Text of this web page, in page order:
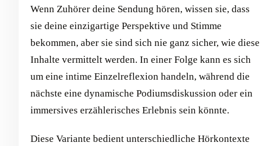
Wenn Zuhörer deine Sendung hören, wissen sie, dass
sie deine einzigartige Perspektive und Stimme
bekommen, aber sie sind sich nie ganz sicher, wie diese
Inhalte vermittelt werden. In einer Folge kann es sich
um eine intime Einzelreflexion handeln, während die
nächste eine dynamische Podiumsdiskussion oder ein
immersives erzählerisches Erlebnis sein könnte.
Diese Variante bedient unterschiedliche Hörkontexte